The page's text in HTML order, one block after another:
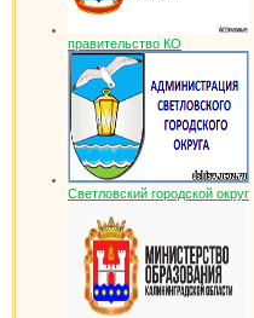
правительство КО
Светловский городской округ